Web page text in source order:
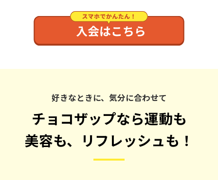
好きなときに、気分に合わせて
チョコザップなら運動も
美容も、リフレッシュも！